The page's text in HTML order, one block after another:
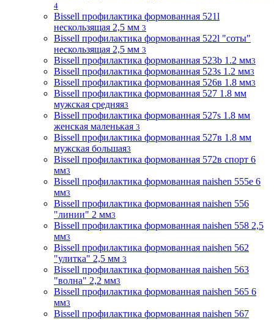
4
Bissell профилактика формованная 521l
нескользящая 2,5 мм 3
Bissell профилактика формованная 522l "соты"
нескользящая 2,5 мм 3
Bissell профилактика формованная 523b 1.2 мм3
Bissell профилактика формованная 523s 1.2 мм3
Bissell профилактика формованная 526в 1.8 мм3
Bissell профилактика формованная 527 1.8 мм
мужская средняя3
Bissell профилактика формованная 527s 1.8 мм
женская маленькая 3
Bissell профилактика формованная 527в 1.8 мм
мужская большая3
Bissell профилактика формованная 572в спорт 6
мм3
Bissell профилактика формованная naishen 555е 6
мм3
Bissell профилактика формованная naishen 556
"линии" 2 мм3
Bissell профилактика формованная naishen 558 2,5
мм3
Bissell профилактика формованная naishen 562
"улитка" 2,5 мм 3
Bissell профилактика формованная naishen 563
"волна" 2,2 мм3
Bissell профилактика формованная naishen 565 6
мм3
Bissell профилактика формованная naishen 567